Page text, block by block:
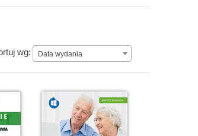
wg: Data wydania
Data wydania